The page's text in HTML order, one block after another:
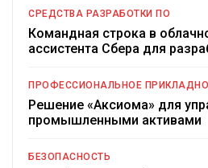
СРЕДСТВА РАЗРАБОТКИ ПО
Командная строка в
ассистента Сбера для
ПРОФЕССИОНАЛЬНОЕ
Решение «Аксиома» для
промышленными активами
БЕЗОПАСНОСТЬ